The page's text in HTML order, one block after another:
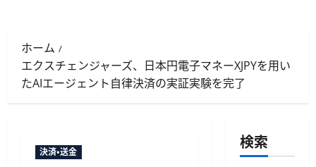
ホーム
エクスチェンジャーズ、日本円電子マネーXJPYを用い
たAIエージェント自律決済の実証実験を完了
決済・送金
検索